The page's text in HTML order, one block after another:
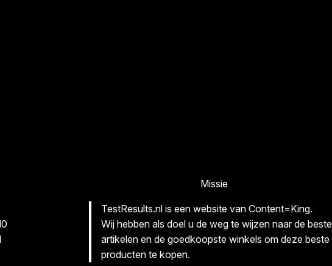
Missie
TestResults.nl is een website van Content=King.
Wij hebben als doel u de weg te wijzen naar de beste
artikelen en de goedkoopste winkels om deze beste
producten te kopen.